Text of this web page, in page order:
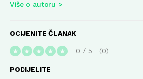
Više o autoru
OCIJENITE ČLANAK
★ ★ ★ ★ ★ 0 / 5 0
PODIJELITE